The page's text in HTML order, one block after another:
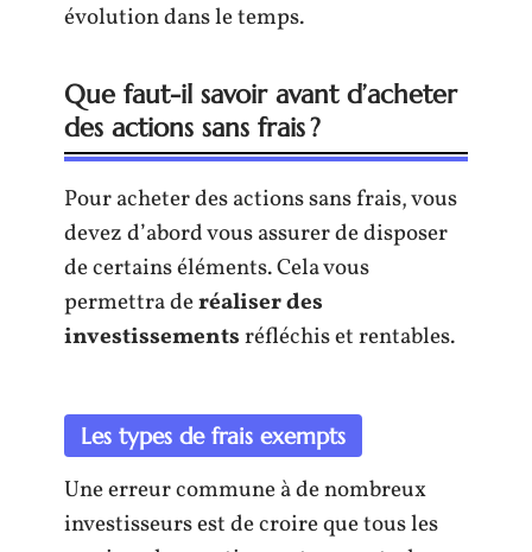
évolution dans le temps.
Que faut-il savoir avant d’acheter
des actions sans frais ?
Pour acheter des actions sans frais, vous
devez d’abord vous assurer de disposer
de certains éléments. Cela vous
permettra deréaliser des
investissementsréfléchis et rentables.
Les types de frais exempts
Une erreur commune à de nombreux
investisseurs est de croire que tous les